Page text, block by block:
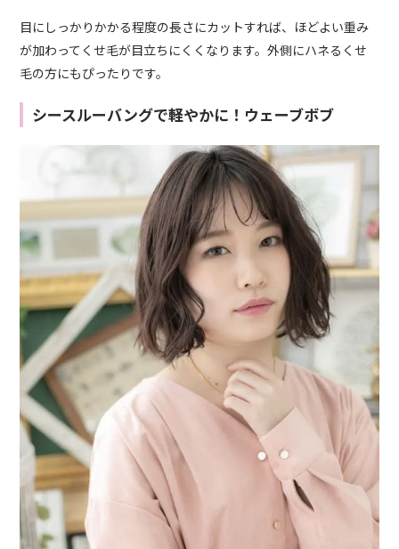
目にしっかりかかる程度の長さにカットすれば、ほどよい重み
が加わってくせ毛が目立ちにくくなります。外側にハネるくせ
毛の方にもぴったりです。
シースルーバングで軽やかに！ウェーブボブ